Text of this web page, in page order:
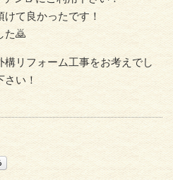
て良かったです！
た🙇
リフォーム工事をお考えでし
い！